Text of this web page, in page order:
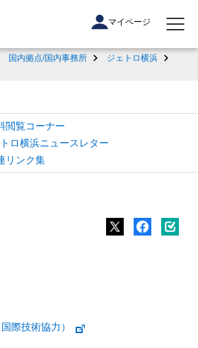
マイページ
国内拠点/国内事務所
ジェトロ横浜
閲覧コーナー
ロ横浜ニュースレター
リンク集
際技術協力）